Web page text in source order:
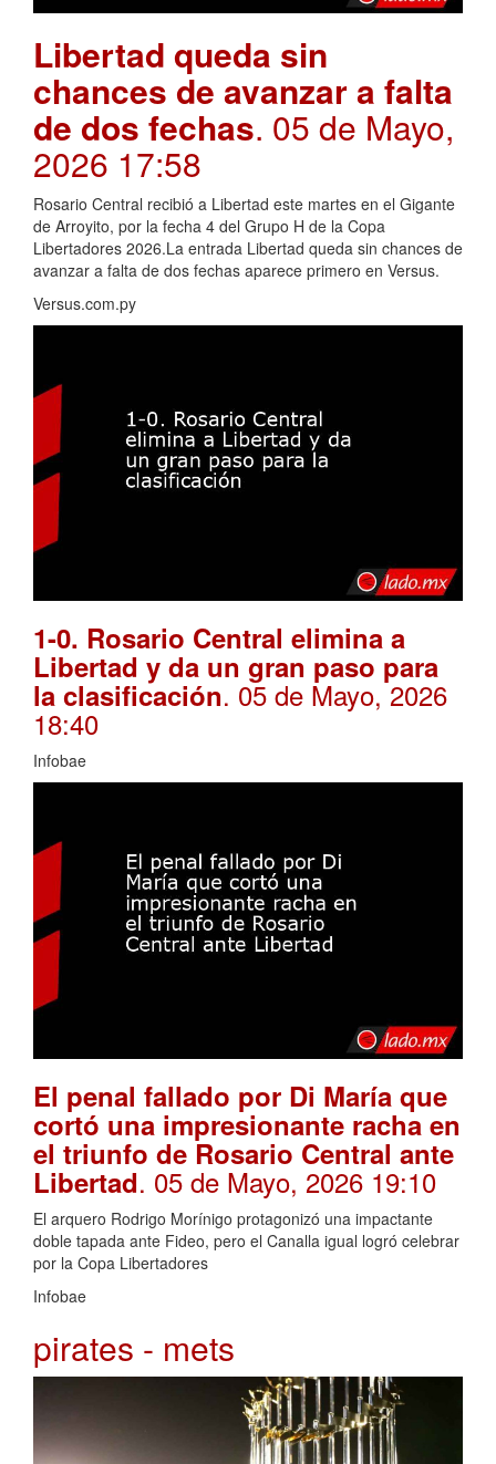
Libertad queda sin
chances de avanzar a falta
de dos fechas. 05 de Mayo,
2026 17:58
Rosario Central recibió a Libertad este martes en el Gigante
de Arroyito, por la fecha 4 del Grupo H de la Copa
Libertadores 2026.La entrada Libertad queda sin chances de
avanzar a falta de dos fechas aparece primero en Versus.
Versus.com.py
1-0. Rosario Central elimina a
Libertad y da un gran paso para
la clasificación. 05 de Mayo, 2026
18:40
Infobae
El penal fallado por Di María que
cortó una impresionante racha en
el triunfo de Rosario Central ante
Libertad. 05 de Mayo, 2026 19:10
El arquero Rodrigo Morínigo protagonizó una impactante
doble tapada ante Fideo, pero el Canalla igual logró celebrar
por la Copa Libertadores
Infobae
pirates - mets